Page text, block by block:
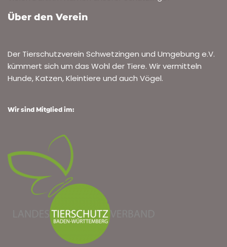
Über den Verein
Der Tierschutzverein Schwetzingen und Umgebung e.V.
kümmert sich um das Wohl der Tiere. Wir vermitteln
Hunde, Katzen, Kleintiere und auch Vögel.
Wir sind Mitglied im: